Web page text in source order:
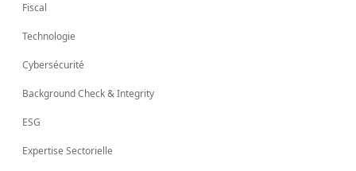
Fiscal
Technologie
Cybersécurité
Background Check & Integrity
ESG
Expertise Sectorielle